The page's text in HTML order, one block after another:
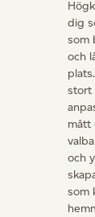
dig
som
och
stort
mått
och
som